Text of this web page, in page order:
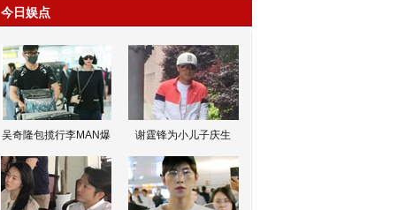
今日娱点
吴奇隆包揽行李MAN爆 谢霆锋为小儿子庆生